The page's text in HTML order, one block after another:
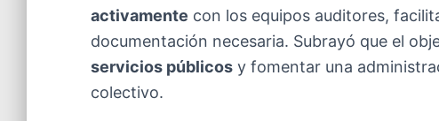
activamente con los equipos auditores,
documentación necesaria. Subrayó que el
servicios públicos y fomentar una
colectivo.